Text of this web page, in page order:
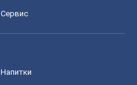
Сервис
Напитки